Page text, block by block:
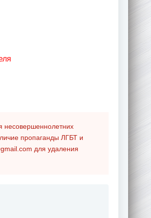
несовершеннолетних
пропаганды ЛГБТ и
для удаления